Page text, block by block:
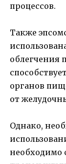
процессов.
Также
облегчения
органов
от
Однако,
необходимо